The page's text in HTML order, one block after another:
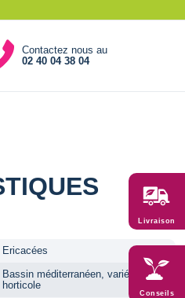
Contactez nous au
02 40 04 38 04
Ericacées
Bassin méditerranéen, variété
horticole
Livraison
Conseils